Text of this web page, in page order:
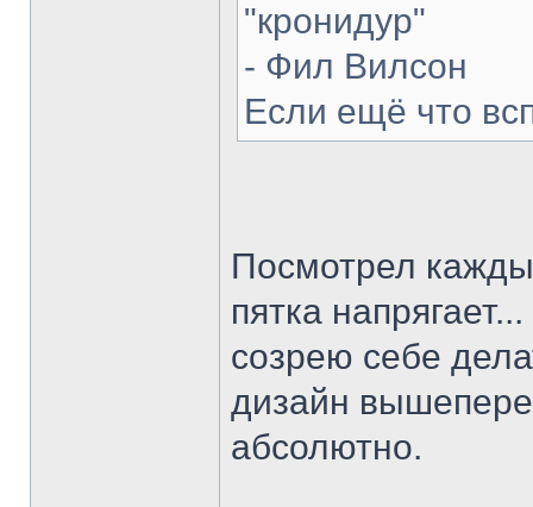
"кронидур"
- Фил Вилсон
Если ещё что
Посмотрел
пятка
созрею себе
дизайн
абсолютно.